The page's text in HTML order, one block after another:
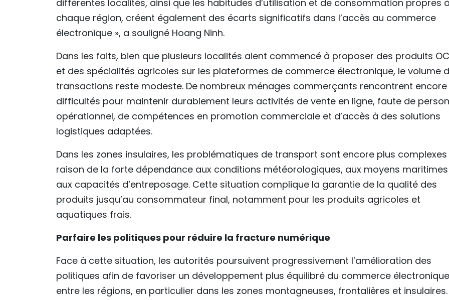
différentes localités, ainsi que les habitudes d’utilisation et de consommation propres à
chaque région, créent également des écarts significatifs dans l’accès au commerce
électronique », a souligné Hoang Ninh.
Dans les faits, bien que plusieurs localités aient commencé à proposer des produits
et des spécialités agricoles sur les plateformes de commerce électronique, le volume
transactions reste modeste. De nombreux ménages commerçants rencontrent encore
difficultés pour maintenir durablement leurs activités de vente en ligne, faute de
opérationnel, de compétences en promotion commerciale et d’accès à des solutions
logistiques adaptées.
Dans les zones insulaires, les problématiques de transport sont encore plus complexes
raison de la forte dépendance aux conditions météorologiques, aux moyens
aux capacités d’entreposage. Cette situation complique la garantie de la qualité des
produits jusqu’au consommateur final, notamment pour les produits agricoles et
aquatiques frais.
Parfaire les politiques pour réduire la fracture numérique
Face à cette situation, les autorités poursuivent progressivement l’amélioration des
politiques afin de favoriser un développement plus équilibré du commerce électronique
entre les régions, en particulier dans les zones montagneuses, frontalières et insulaires.